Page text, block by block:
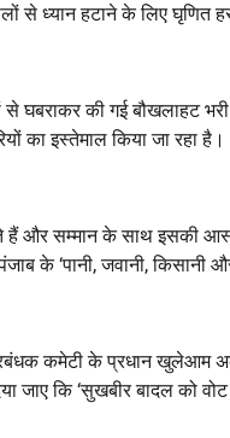
ध्यान हटाने के लिए घृणित
घबराकर की गई बौखलाहट
का इस्तेमाल किया जा रहा है।
हैं और सम्मान के साथ इसकी
के ‘पानी, जवानी,
कमेटी के प्रधान खुलेआम
जाए कि ‘सुखबीर बादल को